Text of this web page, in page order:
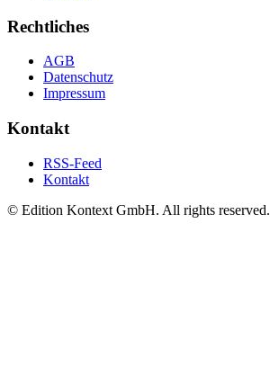
Rechtliches
AGB
Datenschutz
Impressum
Kontakt
RSS-Feed
Kontakt
© Edition Kontext GmbH. All rights reserved.